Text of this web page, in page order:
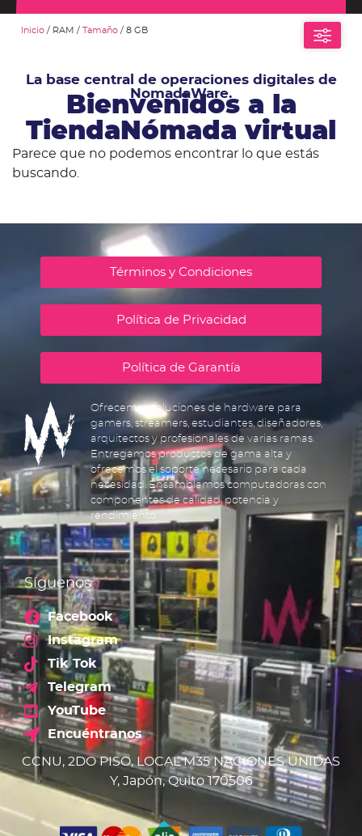
Inicio / RAM /Tamaño / 8 GB
La base central de operaciones digitales de
NomadaWare.
Bienvenidos a la
TiendaNómada virtual
Parece que no podemos encontrar lo que estás
buscando.
Términos y Condiciones
Política de Privacidad
Política de Garantía
Ofrecemos soluciones de hardware para
gamers, streamers, estudiantes, diseñadores,
arquitectos y profesionales de varias ramas.
Entregamos productos de gama alta y
ofrecemos el soporte necesario para cada
necesidad. Ensamblamos computadoras con
componentes de calidad, potencia y
rendimiento.
Síguenos
Facebook
Instagram
Tik Tok
Telegram
YouTube
Encuéntranos
CCNU, 2DO PISO, LOCAL M35 NACIONES UNIDAS
Y, Japón, Quito 170506